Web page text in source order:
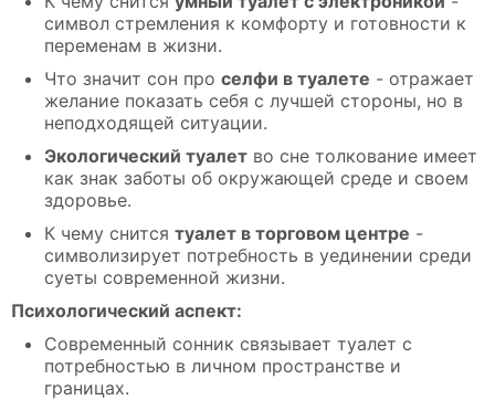
символ стремления к комфорту и готовности к
переменам в жизни.
Что значит сон про селфи в туалете - отражает
желание показать себя с лучшей стороны, но в
неподходящей ситуации.
Экологический туалет во сне толкование имеет
как знак заботы об окружающей среде и своем
здоровье.
К чему снится туалет в торговом центре -
символизирует потребность в уединении среди
суеты современной жизни.
Психологический аспект:
Современный сонник связывает туалет с
потребностью в личном пространстве и
границах.